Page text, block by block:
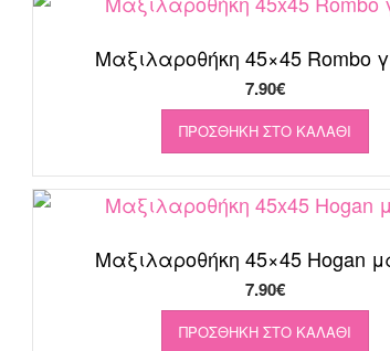
Μαξιλαροθήκη 45×45 Rombo
7.90€
ΠΡΟΣΘΉΚΗ ΣΤΟ ΚΑΛΆΘΙ
Μαξιλαροθήκη 45×45 Hogan
7.90€
ΠΡΟΣΘΉΚΗ ΣΤΟ ΚΑΛΆΘΙ